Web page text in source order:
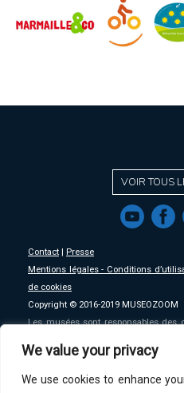
We value your privacy
We use cookies to enhance
VOIR TOUS
f a
Contact
Presse
Mentions légales - Conditions
de cookies
Copyright © 2016-2019 MUSEOZOOM
Les musées sont responsables des
An